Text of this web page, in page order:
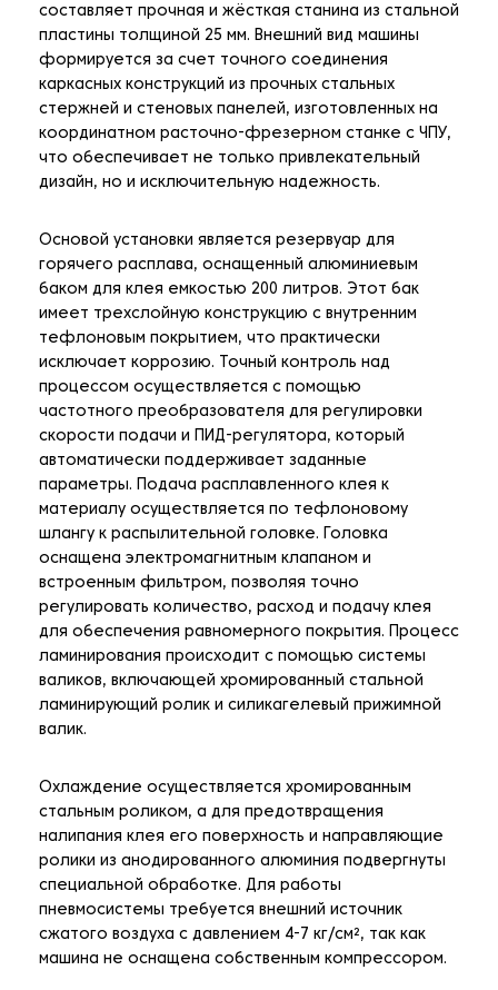
составляет прочная и жёсткая станина из стальной
пластины толщиной 25 мм. Внешний вид машины
формируется за счет точного соединения
каркасных конструкций из прочных стальных
стержней и стеновых панелей, изготовленных на
координатном расточно-фрезерном станке с ЧПУ,
что обеспечивает не только привлекательный
дизайн, но и исключительную надежность.
Основой установки является резервуар для
горячего расплава, оснащенный алюминиевым
баком для клея емкостью 200 литров. Этот бак
имеет трехслойную конструкцию с внутренним
тефлоновым покрытием, что практически
исключает коррозию. Точный контроль над
процессом осуществляется с помощью
частотного преобразователя для регулировки
скорости подачи и ПИД-регулятора, который
автоматически поддерживает заданные
параметры. Подача расплавленного клея к
материалу осуществляется по тефлоновому
шлангу к распылительной головке. Головка
оснащена электромагнитным клапаном и
встроенным фильтром, позволяя точно
регулировать количество, расход и подачу клея
для обеспечения равномерного покрытия. Процесс
ламинирования происходит с помощью системы
валиков, включающей хромированный стальной
ламинирующий ролик и силикагелевый прижимной
валик.
Охлаждение осуществляется хромированным
стальным роликом, а для предотвращения
налипания клея его поверхность и направляющие
ролики из анодированного алюминия подвергнуты
специальной обработке. Для работы
пневмосистемы требуется внешний источник
сжатого воздуха с давлением 4-7 кг/см², так как
машина не оснащена собственным компрессором.